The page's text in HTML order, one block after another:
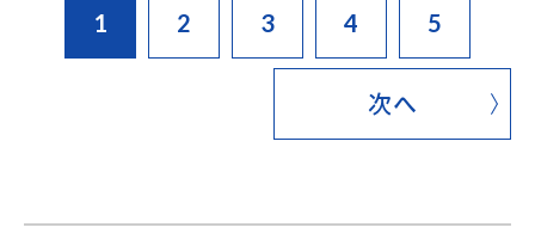
1 2 3 4 5
次へ